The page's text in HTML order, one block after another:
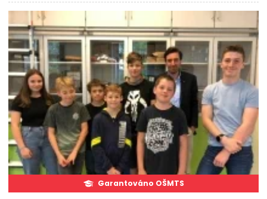
Garantováno OŠMTS